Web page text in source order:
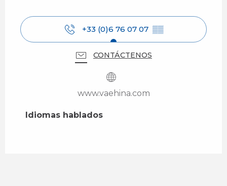
+33 (0)6 76 07 07 ▒▒
CONTÁCTENOS
www.vaehina.com
Idiomas hablados
Idiomas hablados